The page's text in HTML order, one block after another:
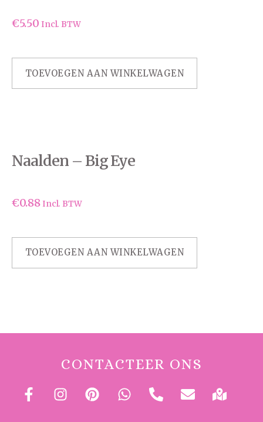
€5.50 Incl. BTW
TOEVOEGEN AAN WINKELWAGEN
Naalden – Big Eye
€0.88 Incl. BTW
TOEVOEGEN AAN WINKELWAGEN
CONTACTEER ONS